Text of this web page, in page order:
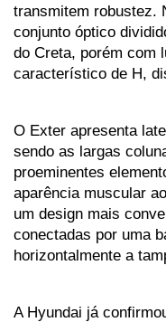
transmitem robustez.
conjunto óptico
do Creta, porém com
característico de H,
O Exter apresenta
sendo as largas
proeminentes
aparência muscular
um design mais
conectadas por uma
horizontalmente a
A Hyundai já